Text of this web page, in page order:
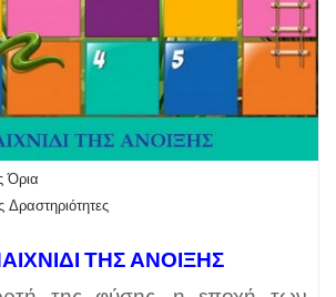
Όρια
Δραστηριότητες
ΤΗΣ ΑΝΟΙΞΗΣ